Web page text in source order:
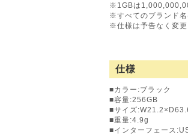
※1GBは
※すべてのブランド名
※仕様は予告なく変更
仕様
■カラー:ブラック
■容量:256GB
■サイズ
■重量:4.9g
■インターフェース